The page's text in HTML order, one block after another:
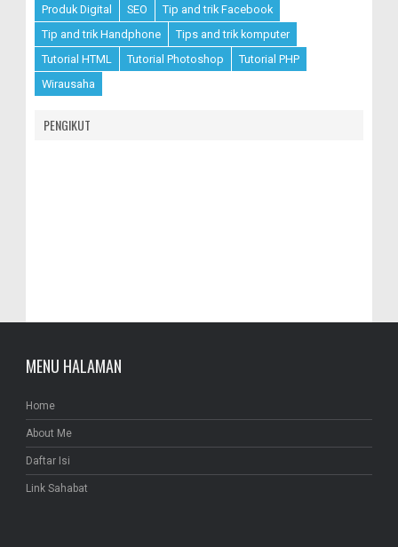
Produk Digital
SEO
Tip and trik Facebook
Tip and trik Handphone
Tips and trik komputer
Tutorial HTML
Tutorial Photoshop
Tutorial PHP
Wirausaha
PENGIKUT
MENU HALAMAN
Home
About Me
Daftar Isi
Link Sahabat